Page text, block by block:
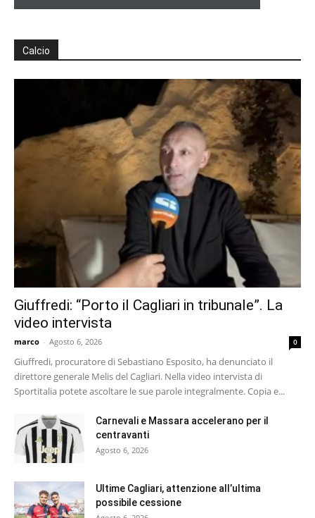
Calcio
Giuffredi: “Porto il Cagliari in tribunale”. La
video intervista
marco - Agosto 6, 2026 0
Giuffredi, procuratore di Sebastiano Esposito, ha denunciato il
direttore generale Melis del Cagliari. Nella video intervista di
Sportitalia potete ascoltare le sue parole integralmente. Copia e...
Carnevali e Massara accelerano per il
centravanti
Agosto 6, 2026
Ultime Cagliari, attenzione all’ultima
possibile cessione